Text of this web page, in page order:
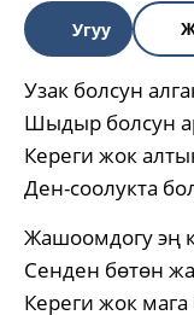
Угуу
Узак болсун
Шыдыр болсун
Кереги жок
Ден-соолукта
Жашоомдогу эң
Сенден бөтөн
Кереги жок